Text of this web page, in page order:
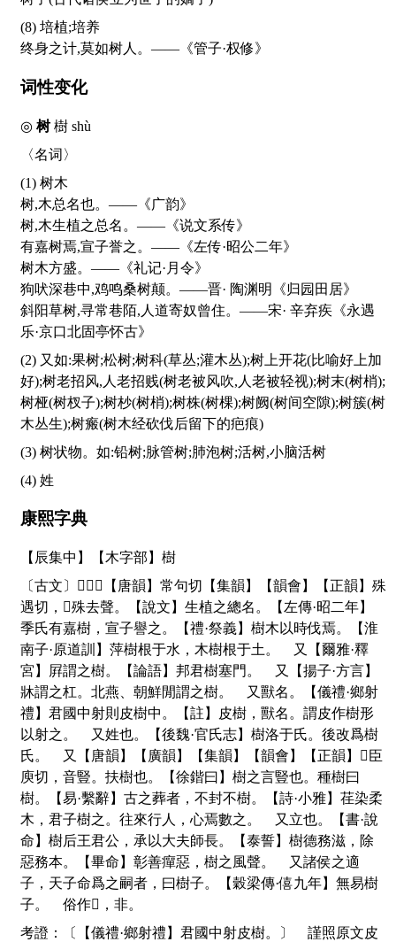
(8) 培植;培养
终身之计,莫如树人。——《管子·权修》
词性变化
树樹 shù
〈名词〉
(1) 树木
树,木总名也。——《广韵》
树,木生植之总名。——《说文系传》
有嘉树焉,宣子誉之。——《左传·昭公二年》
树木方盛。——《礼记·月令》
狗吠深巷中,鸡鸣桑树颠。——晋· 陶渊明《归园田居》
斜阳草树,寻常巷陌,人道寄奴曾住。——宋· 辛弃疾《永遇
乐·京口北固亭怀古》
(2) 又如:果树;松树;树科(草丛;灌木丛);树上开花(比喻好上加
好);树老招风,人老招贱(树老被风吹,人老被轻视);树末(树梢);
树桠(树杈子);树杪(树梢);树株(树棵);树阙(树间空隙);树簇(树
木丛生);树瘢(树木经砍伐后留下的疤痕)
(3) 树状物。如:铅树;脉管树;肺泡树;活树,小脑活树
(4) 姓
康熙字典
【辰集中】【木字部】樹
〔古文〕
𡬾 𣕒 𣚤
【唐韻】常句切【集韻】【韻會】【正韻】殊
遇切， 𠀤殊去聲。【說文】生植之總名。【左傳·昭二年】
季氏有嘉樹，宣子譽之。【禮·祭義】樹木以時伐焉。【淮
南子·原道訓】萍樹根于水，木樹根于土。 又【爾雅·釋
宮】屛謂之樹。【論語】邦君樹塞門。 又【揚子·方言】
牀謂之杠。北燕、朝鮮閒謂之樹。 又獸名。【儀禮·鄉射
禮】君國中射則皮樹中。【註】皮樹，獸名。謂皮作樹形
以射之。 又姓也。【後魏·官氏志】樹洛于氏。後改爲樹
氏。 又【唐韻】【廣韻】【集韻】【韻會】【正韻】
𠀤 臣
庾切，音豎。扶樹也。【徐鍇曰】樹之言豎也。種樹曰
樹。【易·繫辭】古之葬者，不封不樹。【詩·小雅】荏染柔
木，君子樹之。往來行人，心焉數之。 又立也。【書·說
命】樹后王君公，承以大夫師長。【泰誓】樹德務滋，除
惡務本。【畢命】彰善癉惡，樹之風聲。 又諸侯之適
子，天子命爲之嗣者，曰樹子。【穀梁傳·僖九年】無易樹
子。 俗作𣗳 ，非。
考證：〔【儀禮·鄉射禮】君國中射皮樹。〕 謹照原文皮